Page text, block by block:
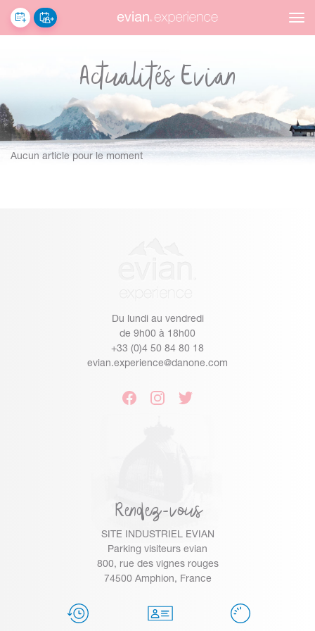
RéserverGroupes
Actualités Evian
Aucun article pour le moment
Du lundi au vendredi
de 9h00 à 18h00
+33 (0)4 50 84 80 18
evian.experience@danone.com
Rendez-vous
SITE INDUSTRIEL EVIAN
Parking visiteurs evian
800, rue des vignes rouges
74500 Amphion, France